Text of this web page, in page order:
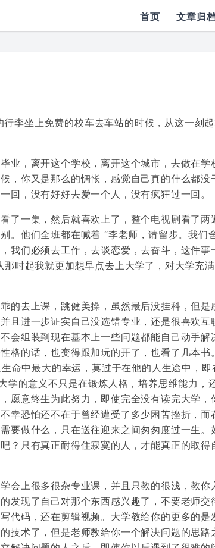
首页 文章归
李坐上免费的校车去车站的时候，从这一刻
业，离开这个学校，离开这个城市，去做在学
，你又是那么的惆怅，感觉自己真的什么都没
回，没有好好去爱一个人，没有疯狂过一回。
了一集，然后就喜欢上了，整个电视剧看了两
。他们全班都在喊着 “李老师，请留步。我们
我们必须去工作，去谈恋爱，去奋斗，这件事
时起我就更加想早点去上大学了，对大学充
的去上课，跳健美操，虽然最后没挂科，但是
且进一步证实自己没选错专业，还是很喜欢互
会组装到现在基本上一些问题都能自己动手解
格的话，也变得跟加玩的开了，也看了几本书
命中最大的幸运，莫过于在他的人生途中，即
学的意义不只是在锻炼人格，培养思维能力，
愿意终生为此努力，即使完全没有读完大学，
幸恐怕还不在于曾经遭受了多少困苦挫折，而
要做什么，只在送往迎来之间匆匆度过一生。
？只有真正耐得住寂寞的人，才能真正的取得
会上很多很杂专业课，并且只教的很浅，教你
发现了自己对那个东西感兴趣了，不要老师交
代码，还在剪辑视频。大学教给你的更多的是
技术了，但是老师教给你一个解决问题的思路